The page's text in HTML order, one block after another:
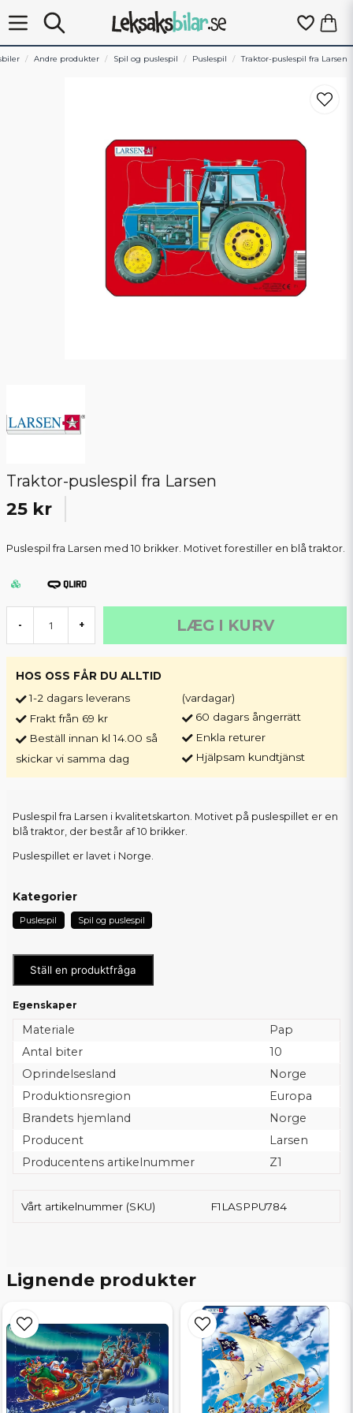
Andre produkter Spil og puslespil Puslespil Traktor-puslespil fra Larsen
Traktor-puslespil fra Larsen
25 kr
Puslespil fra Larsen med 10 brikker. Motivet forestiller en blå traktor.
- + LÆG I KURV
HOS OSS FÅR DU ALLTID
1-2 dagars leverans
Frakt från 69 kr
Beställ innan kl 14.00 så
skickar vi samma dag
(vardagar)
60 dagars ångerrätt
Enkla returer
Hjälpsam kundtjänst
Puslespil fra Larsen i kvalitetskarton. Motivet på puslespillet er en
blå traktor, der består af 10 brikker.
Puslespillet er lavet i Norge.
Kategorier
Puslespil Spil og puslespil
Ställ en produktfråga
Egenskaper
Materiale
Pap
Antal biter
10
Oprindelsesland
Norge
Produktionsregion
Europa
Brandets hjemland
Norge
Producent
Larsen
Producentens artikelnummer
Z1
Vårt artikelnummer (SKU) F1LASPPU784
Lignende produkter